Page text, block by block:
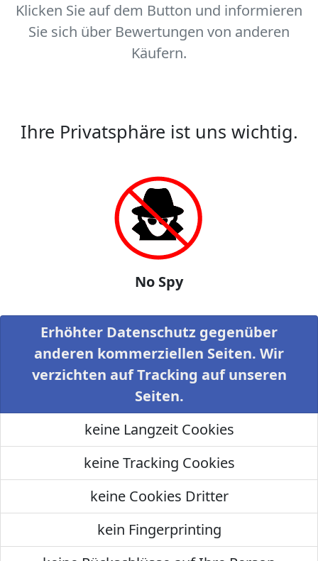
Klicken Sie auf dem Button und informieren
Sie sich über Bewertungen von anderen
Käufern.
Ihre Privatsphäre ist uns wichtig.
No Spy
Erhöhter Datenschutz gegenüber
anderen kommerziellen Seiten. Wir
verzichten auf Tracking auf unseren
Seiten.
keine Langzeit Cookies
keine Tracking Cookies
keine Cookies Dritter
kein Fingerprinting